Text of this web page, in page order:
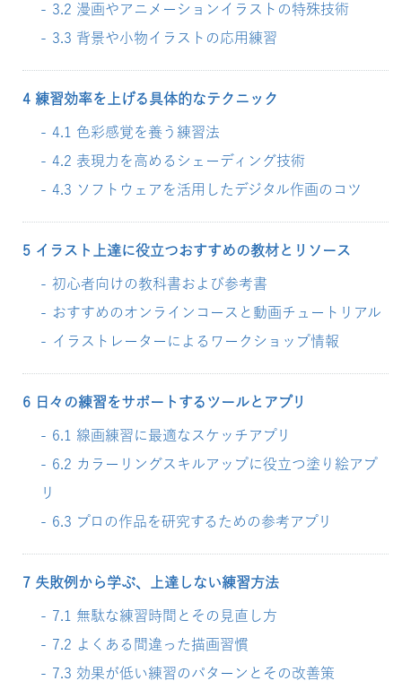
3.2 漫画やアニメーションイラストの特殊技術
3.3 背景や小物イラストの応用練習
4 練習効率を上げる具体的なテクニック
4.1 色彩感覚を養う練習法
4.2 表現力を高めるシェーディング技術
4.3 ソフトウェアを活用したデジタル作画のコツ
5 イラスト上達に役立つおすすめの教材とリソース
初心者向けの教科書および参考書
おすすめのオンラインコースと動画チュートリアル
イラストレーターによるワークショップ情報
6 日々の練習をサポートするツールとアプリ
6.1 線画練習に最適なスケッチアプリ
6.2 カラーリングスキルアップに役立つ塗り絵アプ
リ
6.3 プロの作品を研究するための参考アプリ
7 失敗例から学ぶ、上達しない練習方法
7.1 無駄な練習時間とその見直し方
7.2 よくある間違った描画習慣
7.3 効果が低い練習のパターンとその改善策